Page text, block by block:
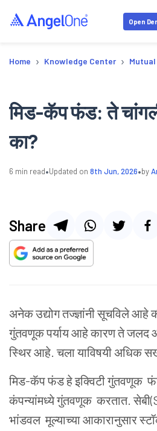
Open
Home › Knowledge Center ›
मिड-कॅप फंड: ते
का?
6 min read•Updated on 8th Jun, 2026•by
Share
अनेक उद्योग तज्ज्ञांनी सूचविले आहे
गुंतवणूक पर्याय आहे कारण ते जलद
स्थिर आहे. चला याविषयी अधिक
मिड-कॅप फंड हे इक्विटी गुंतवणूक
कंपन्यांमध्ये गुंतवणूक करतात.
भांडवल मूल्याच्या आकारानुसार